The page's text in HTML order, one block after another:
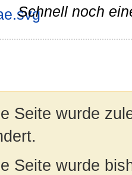
Schnell noch
Seite wurde
Seite wurde